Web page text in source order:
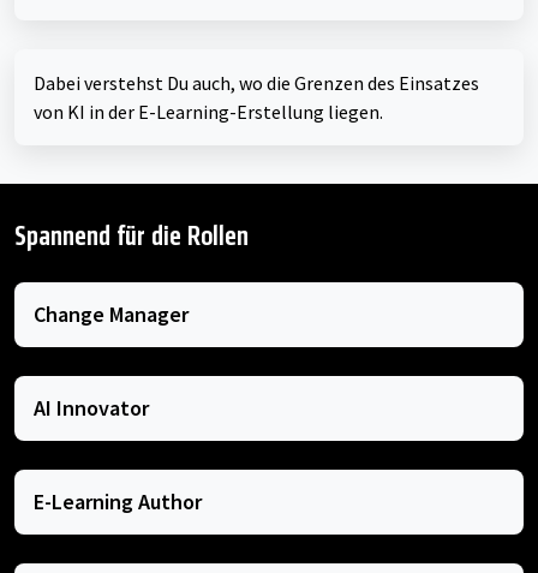
Dabei verstehst Du auch, wo die Grenzen des Einsatzes
von KI in der E-Learning-Erstellung liegen.
Spannend für die Rollen
Change Manager
AI Innovator
E-Learning Author